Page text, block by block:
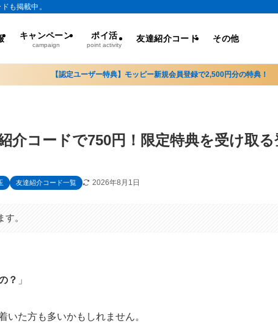
も掲載中。
キャンペーン
campaign
ポイ活
point activity
友達紹介コード その他
【認定ユーザー特典】モッピー新規会員登録で2,500円分の特典！
介コードで750円！限定特典を受け取る
友達紹介コード一覧 2026年8月1日
。
？ 」
いた方も多いかもしれません。